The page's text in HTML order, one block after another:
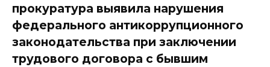
прокуратура выявила нарушения
федерального антикоррупционного
законодательства при заключении
трудового договора с бывшим